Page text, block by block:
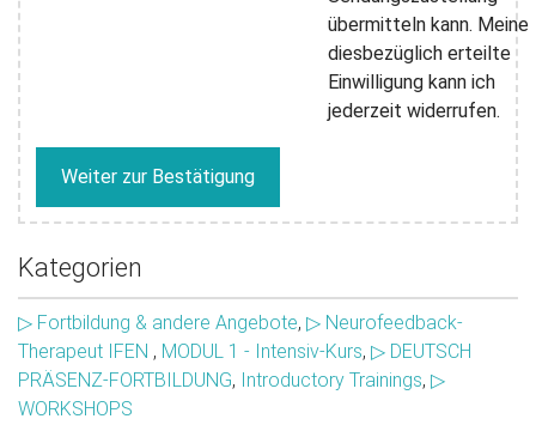
übermitteln kann. Meine
diesbezüglich erteilte
Einwilligung kann ich
jederzeit widerrufen.
Weiter zur Bestätigung
Kategorien
▷ Fortbildung & andere Angebote, ▷ Neurofeedback-
Therapeut IFEN , MODUL 1 - Intensiv-Kurs, ▷ DEUTSCH
PRÄSENZ-FORTBILDUNG, Introductory Trainings, ▷
WORKSHOPS